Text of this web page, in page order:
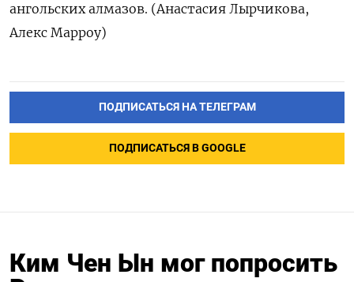
ангольских алмазов. (Анастасия Лырчикова,
Алекс Марроу)
ПОДПИСАТЬСЯ НА ТЕЛЕГРАМ
ПОДПИСАТЬСЯ В GOOGLE
Ким Чен Ын мог попросить